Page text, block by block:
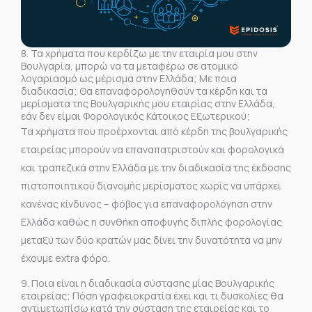
8. Τα χρήματα που κερδίζω με την εταιρία μου στην
Βουλγαρία, μπορώ να τα μεταφέρω σε ατομικό
λογαριασμό ως μέρισμα στην Ελλάδα; Με ποια
διαδικασία; Θα επαναφορολογηθούν τα κέρδη και τα
μερίσματα της Βουλγαρικής μου εταιρίας στην Ελλάδα,
εάν δεν είμαι Φορολογικός Κάτοικος Εξωτερικού;
Τα χρήματα που προέρχονται από κέρδη της βουλγαρικής
εταιρείας μπορούν να επαναπατριστούν και φορολογικά
και τραπεζικά στην Ελλάδα με την διαδικασία της έκδοσης
πιστοποιητικού διανομής μερίσματος χωρίς να υπάρχει
κανένας κίνδυνος – φόβος για επαναφορολόγηση στην
Ελλάδα καθώς η συνθήκη αποφυγής διπλής φορολογίας
μεταξύ των δύο κρατών μας δίνει την δυνατότητα να μην
έχουμε extra φόρο.
9. Ποια είναι η διαδικασία σύστασης μίας Βουλγαρικής
εταιρείας; Πόση γραφειοκρατία έχει και τι δυσκολίες θα
αντιμετωπίσω κατά την σύσταση της εταιρείας και το